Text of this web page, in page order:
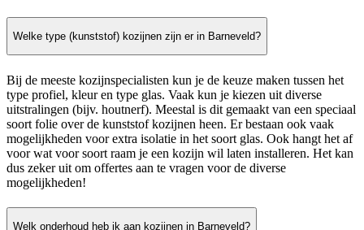
Welke type (kunststof) kozijnen zijn er in Barneveld?
Bij de meeste kozijnspecialisten kun je de keuze maken tussen het
type profiel, kleur en type glas. Vaak kun je kiezen uit diverse
uitstralingen (bijv. houtnerf). Meestal is dit gemaakt van een speciaal
soort folie over de kunststof kozijnen heen. Er bestaan ook vaak
mogelijkheden voor extra isolatie in het soort glas. Ook hangt het af
voor wat voor soort raam je een kozijn wil laten installeren. Het kan
dus zeker uit om offertes aan te vragen voor de diverse
mogelijkheden!
Welk onderhoud heb ik aan kozijnen in Barneveld?